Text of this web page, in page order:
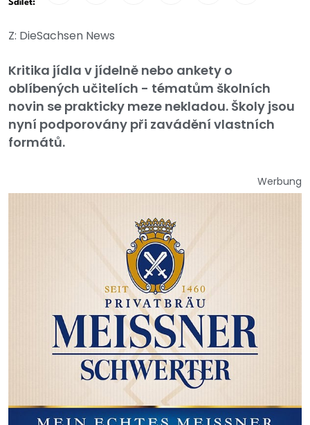
Sdílet:
Z: DieSachsen News
Kritika jídla v jídelně nebo ankety o
oblíbených učitelích - tématům školních
novin se prakticky meze nekladou. Školy jsou
nyní podporovány při zavádění vlastních
formátů.
Werbung